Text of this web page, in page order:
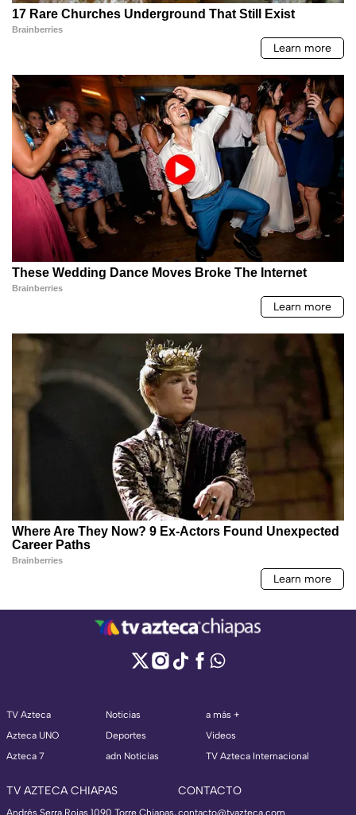
TV Azteca
Azteca UNO
Azteca 7
Noticias
Deportes
adn Noticias
a más +
Videos
TV Azteca Internacional
TV AZTECA CHIAPAS CONTACTO